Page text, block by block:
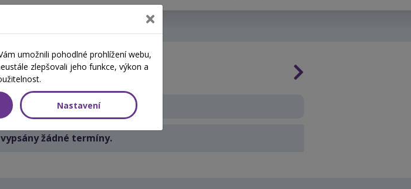
11. 06. 2026
žádné termíny.
umožnili pohodlné prohlížení webu,
zlepšovali jeho funkce, výkon a
Nastavení